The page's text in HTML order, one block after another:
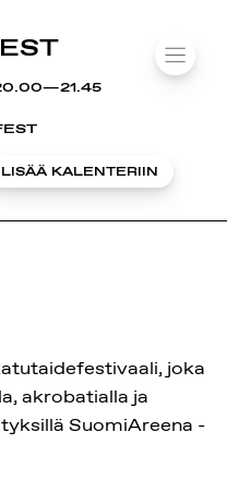
LISÄÄ KALENTERIIN
joka
akrobatialla ja
SuomiAreena -